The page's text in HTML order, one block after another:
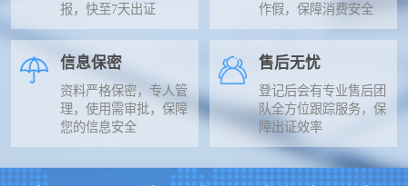
报，快至7天出证
作假，保障消费安全
信息保密
资料严格保密，专人管
理，使用需审批，保障
您的信息安全
售后无忧
登记后会有专业售后团
队全方位跟踪服务，保
障出证效率